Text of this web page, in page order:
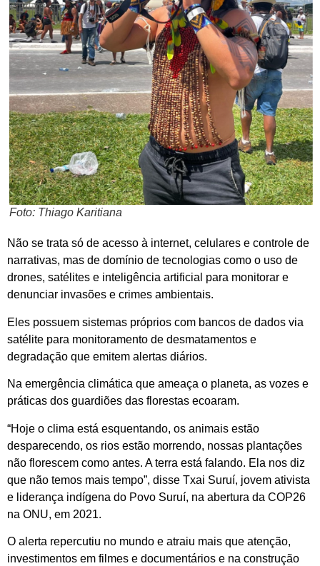
Foto: Thiago Karitiana
Não se trata só de acesso à internet, celulares e controle de
narrativas, mas de domínio de tecnologias como o uso de
drones, satélites e inteligência artificial para monitorar e
denunciar invasões e crimes ambientais.
Eles possuem sistemas próprios com bancos de dados via
satélite para monitoramento de desmatamentos e
degradação que emitem alertas diários.
Na emergência climática que ameaça o planeta, as vozes e
práticas dos guardiões das florestas ecoaram.
“Hoje o clima está esquentando, os animais estão
desparecendo, os rios estão morrendo, nossas plantações
não florescem como antes. A terra está falando. Ela nos diz
que não temos mais tempo”, disse Txai Suruí, jovem ativista
e liderança indígena do Povo Suruí, na abertura da COP26
na ONU, em 2021.
O alerta repercutiu no mundo e atraiu mais que atenção,
investimentos em filmes e documentários e na construção